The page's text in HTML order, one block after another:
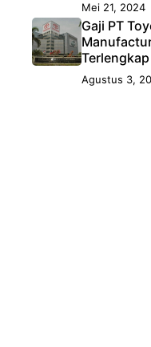
Mei 21, 2024
Gaji PT
Terlengkap
Agustus 3,